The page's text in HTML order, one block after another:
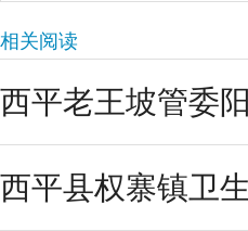
相关阅读
西平老王坡管委
西平县权寨镇卫